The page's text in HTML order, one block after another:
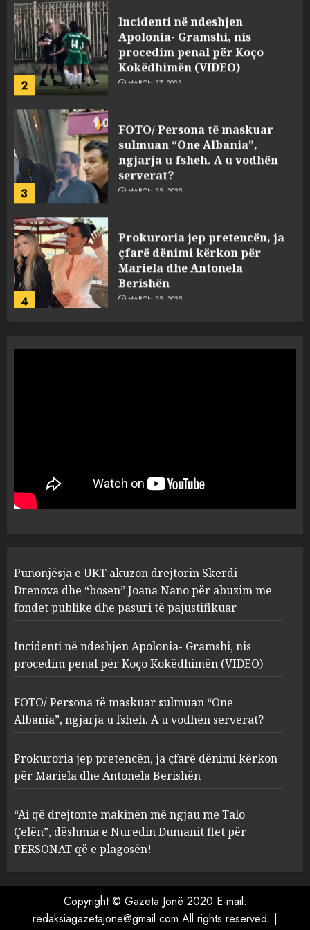
2
Incidenti në ndeshjen
Apolonia- Gramshi, nis
procedim penal për Koço
Kokëdhimën (VIDEO)
MARCH 27, 2025
3
FOTO/ Persona të maskuar
sulmuan “One Albania”,
ngjarja u fsheh. A u vodhën
serverat?
MARCH 25, 2025
4
Prokuroria jep pretencën, ja
çfarë dënimi kërkon për
Mariela dhe Antonela
Berishën
MARCH 25, 2025
1
“bosen” Joana Nano për
abuzim me fondet publike dhe
pasuri të pajustifikuar
2
Apolonia- Gramshi, nis
procedim penal për Koço
Kokëdhimën (VIDEO)
MARCH 27, 2025
3
FOTO/ Persona të maskuar
sulmuan “One Albania”,
ngjarja u fsheh. A u vodhën
serverat?
MARCH 25, 2025
4
Prokuroria jep pretencën, ja
çfarë dënimi kërkon për
Berishën
MARCH 25, 2025
ngjau me Talo Çelën”,
dëshmia e Nuredin Dumanit
Punonjësja e UKT akuzon drejtorin Skerdi
Drenova dhe “bosen” Joana Nano për abuzim me
fondet publike dhe pasuri të pajustifikuar
Incidenti në ndeshjen Apolonia- Gramshi, nis
procedim penal për Koço Kokëdhimën (VIDEO)
FOTO/ Persona të maskuar sulmuan “One
Albania”, ngjarja u fsheh. A u vodhën serverat?
Prokuroria jep pretencën, ja çfarë dënimi kërkon
për Mariela dhe Antonela Berishën
“Ai që drejtonte makinën më ngjau me Talo
Çelën”, dëshmia e Nuredin Dumanit flet për
PERSONAT që e plagosën!
Copyright © Gazeta Jonë 2020 E-mail:
redaksiagazetajone@gmail.com All rights reserved. |